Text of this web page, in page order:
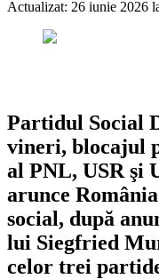
Actualizat: 26 iunie 2026
Partidul Social
vineri, blocajul
al PNL, USR şi
arunce
social, după
lui Siegfried
celor trei